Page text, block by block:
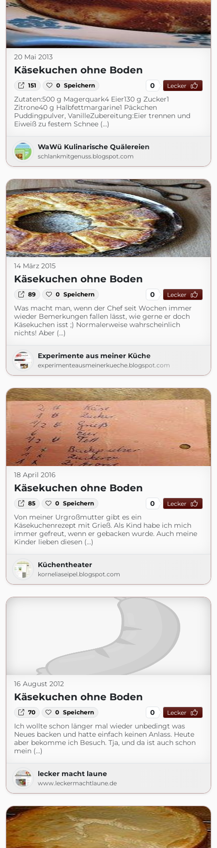
20 Mai 2013
Käsekuchen ohne Boden
151 0 Speichern 0 Lecker
Zutaten:500 g Magerquark4 Eier130 g Zucker1
Zitrone40 g Halbfettmargarine1 Päckchen
Puddingpulver, VanilleZubereitung:Eier trennen und
Eiweiß zu festem Schnee (...)
WaWü Kulinarische Quälereien
schlankmitgenuss.blogspot.com
14 März 2015
Käsekuchen ohne Boden
89 0 Speichern 0 Lecker
Was macht man, wenn der Chef seit Wochen immer
wieder Bemerkungen fallen lässt, wie gerne er doch
Käsekuchen isst ;) Normalerweise wahrscheinlich
nichts! Aber (...)
Experimente aus meiner Küche
experimenteausmeinerkueche.blogspot.com
18 April 2016
Käsekuchen ohne Boden
85 0 Speichern 0 Lecker
Von meiner Urgroßmutter gibt es ein
Käsekuchenrezept mit Grieß. Als Kind habe ich mich
immer gefreut, wenn er gebacken wurde. Auch meine
Kinder lieben diesen (...)
Küchentheater
korneliaseipel.blogspot.com
16 August 2012
Käsekuchen ohne Boden
70 0 Speichern 0 Lecker
Ich wollte schon länger mal wieder unbedingt was
Neues backen und hatte einfach keinen Anlass. Heute
aber bekomme ich Besuch. Tja, und da ist auch schon
mein (...)
lecker macht laune
www.leckermachtlaune.de